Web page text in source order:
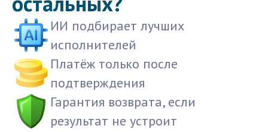
ИИ подбирает лучших
исполнителей
Платёж только после
подтверждения
Гарантия возврата, если
результат не устроит